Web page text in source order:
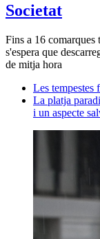
Societat
Fins a 16 comarques
s'espera que
de mitja hora
Les tempestes
La platja
i un aspecte